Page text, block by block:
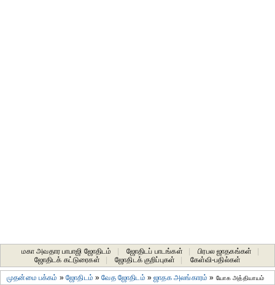
மகா அவதார பாபாஜி ஜோதிடம் ஜோதிடப் பாடங்கள் பிரபல ஜாதகங்கள்
ஜோதிடக் கட்டுரைகள்
ஜோதிடக் குறிப்புகள் கேள்வி-பதில்கள்
முதன்மை பக்கம் »ஜோதிடம் »வேத ஜோதிடம் »ஜாதக அலங்காரம் » யோக அத்தியாயம்